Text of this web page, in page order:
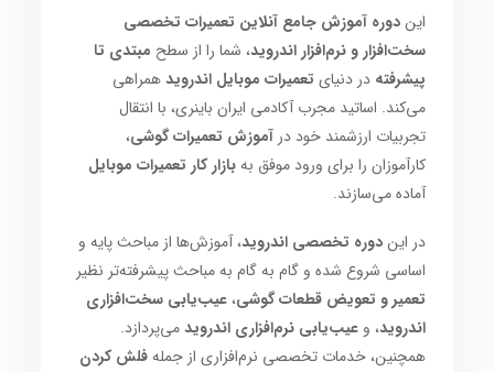
ایندوره آموزش جامع آنلاین تعمیرات تخصصی
سخت‌افزار و نرم‌افزار اندروید، شما را از سطح مبتدی تا
پیشرفته در دنیای تعمیرات موبایل اندرویدهمراهی
می‌کند. اساتید مجرب آکادمی ایران باینری، با انتقال
تجربیات ارزشمند خود درآموزش تعمیرات گوشی،
کارآموزان را برای ورود موفق بهبازار کار تعمیرات موبایل
آماده می‌سازند.
در ایندوره تخصصی اندروید، آموزش‌ها از مباحث پایه و
اساسی شروع شده و گام به گام به مباحث پیشرفته‌تر نظیر
تعمیر و تعویض قطعات گوشی،عیب‌یابی سخت‌افزاری
اندروید، وعیب‌یابی نرم‌افزاری اندرویدمی‌پردازد.
همچنین، خدمات تخصصی نرم‌افزاری از جملهفلش کردن